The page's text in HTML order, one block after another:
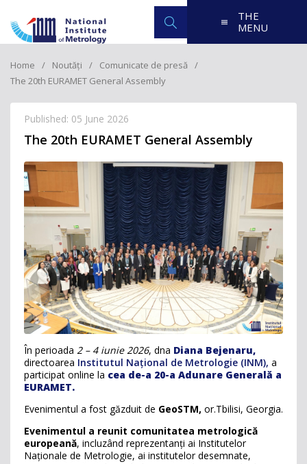
THE
MENU
Home Noutăți
Comunicate de presă
The 20th EURAMET General Assembly
Published: 05 June 2026
The 20th EURAMET General Assembly
În perioada 2 – 4 iunie 2026, dna Diana Bejenaru,
directoarea Institutul Național de Metrologie (INM), a
participat online la cea de-a 20-a Adunare Generală a
EURAMET.
Evenimentul a fost găzduit de GeoSTM, or.Tbilisi, Georgia.
Evenimentul a reunit comunitatea metrologică
europeană, incluzând reprezentanți ai Institutelor
Naționale de Metrologie, ai institutelor desemnate,